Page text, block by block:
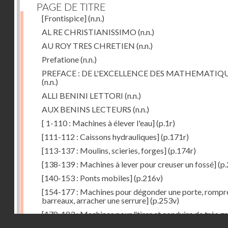
PAGE DE TITRE
[Frontispice](n.n.)
AL RE CHRISTIANISSIMO (n.n.)
AU ROY TRES CHRETIEN (n.n.)
Prefatione(n.n.)
PREFACE : DE L'EXCELLENCE DES
(n.n.)
ALLI BENINI LETTORI (n.n.)
AUX BENINS LECTEURS (n.n.)
[ 1-110 : Machines à élever l'eau](p.1r)
[111-112 : Caissons hydrauliques](p.171r)
[113-137 : Moulins, scieries, forges](p.174r)
[138-139 : Machines à lever pour creuser un fossé]
[140-153 : Ponts mobiles](p.216v)
[154-177 : Machines pour dégonder une porte,
barreaux, arracher une serrure](p.253v)
[178-183 : Machines pour "tirer et conduire de très